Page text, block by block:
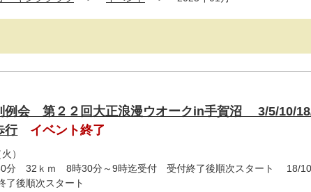
例会 第２２回大正浪漫ウオークin手賀沼 3/5/10/
行
イベント終了
）
分 32ｋｍ 8時30分～9時迄受付 受付終了後順次スタート 18/
後順次スタート